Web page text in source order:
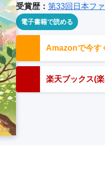
受賞歴：第33回日本フ
電子書籍で読める
Amazonで今す
楽天ブックス(